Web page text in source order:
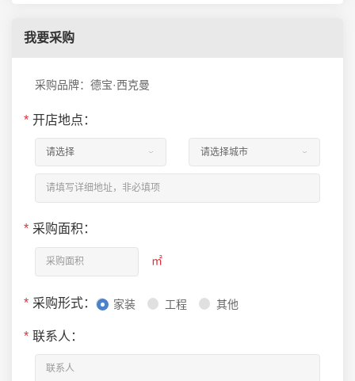
我要采购
采购品牌：德宝·西克曼
* 开店地点：
* 采购面积：
㎡
* 采购形式： 家装 工程 其他
* 联系人：